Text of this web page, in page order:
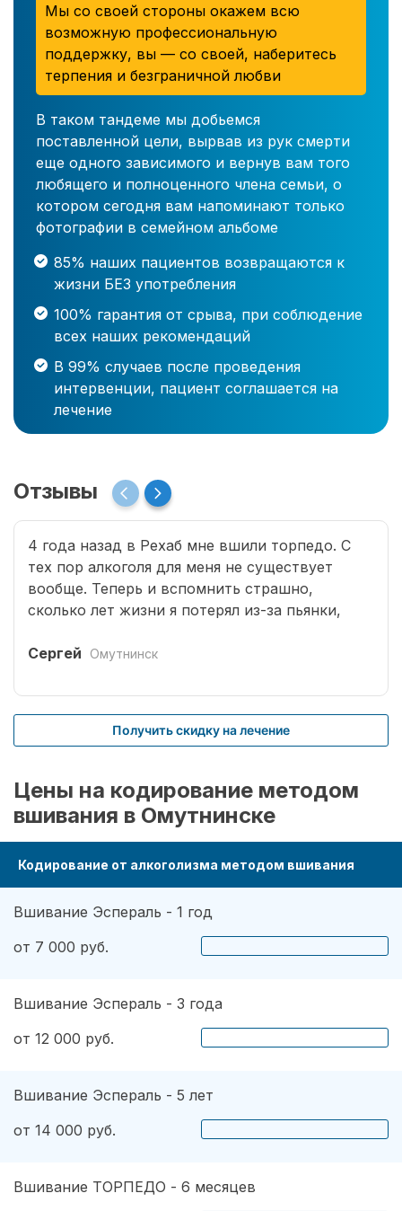
Мы со своей стороны окажем всю
возможную профессиональную
поддержку, вы — со своей, наберитесь
терпения и безграничной любви
В таком тандеме мы добьемся
поставленной цели, вырвав из рук смерти
еще одного зависимого и вернув вам того
любящего и полноценного члена семьи, о
котором сегодня вам напоминают только
фотографии в семейном альбоме
85% наших пациентов возвращаются к
жизни БЕЗ употребления
100% гарантия от срыва, при соблюдение
всех наших рекомендаций
В 99% случаев после проведения
интервенции, пациент соглашается на
лечение
Отзывы
4 года назад в Рехаб мне вшили торпедо. С
тех пор алкоголя для меня не существует
вообще. Теперь и вспомнить страшно,
сколько лет жизни я потерял из-за пьянки,
мою новую жизнь.
Сергей Омутнинск
Получить скидку на лечение
Цены на кодирование методом
вшивания в Омутнинске
Кодирование от алкоголизма методом вшивания
Вшивание Эспераль - 1 год
от 7 000 руб.
Вшивание Эспераль - 3 года
от 12 000 руб.
Вшивание Эспераль - 5 лет
от 14 000 руб.
Вшивание ТОРПЕДО - 6 месяцев